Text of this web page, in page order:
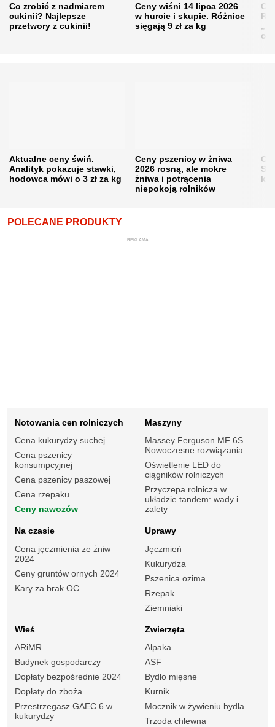
Co zrobić z nadmiarem
cukinii? Najlepsze
przetwory z cukinii!
Ceny wiśni 14 lipca 2026
w hurcie i skupie. Różnice
sięgają 9 zł za kg
Aktualne ceny świń.
Analityk pokazuje stawki,
hodowca mówi o 3 zł za kg
Ceny pszenicy w żniwa
2026 rosną, ale mokre
żniwa i potrącenia
niepokoją rolników
POLECANE PRODUKTY
REKLAMA
Notowania cen rolniczych
Cena kukurydzy suchej
Cena pszenicy
konsumpcyjnej
Cena pszenicy paszowej
Cena rzepaku
Ceny nawozów
Maszyny
Massey Ferguson MF 6S.
Nowoczesne rozwiązania
Oświetlenie LED do
ciągników rolniczych
Przyczepa rolnicza w
układzie tandem: wady i
zalety
Na czasie
Cena jęczmienia ze żniw
2024
Ceny gruntów ornych 2024
Kary za brak OC
Uprawy
Jęczmień
Kukurydza
Pszenica ozima
Rzepak
Ziemniaki
Wieś
ARiMR
Budynek gospodarczy
Dopłaty bezpośrednie 2024
Dopłaty do zboża
Przestrzegasz GAEC 6 w
kukurydzy
Zwierzęta
Alpaka
ASF
Bydło mięsne
Kurnik
Mocznik w żywieniu bydła
Trzoda chlewna